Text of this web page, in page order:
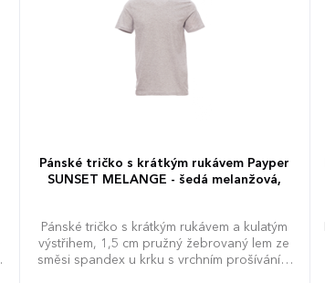
Pánské tričko s krátkým rukávem Payper
SUNSET MELANGE - šedá melanžová,
Pánské tričko s krátkým rukávem a kulatým
výstřihem, 1,5 cm pružný žebrovaný lem ze
směsi spandex u krku s vrchním prošíváním